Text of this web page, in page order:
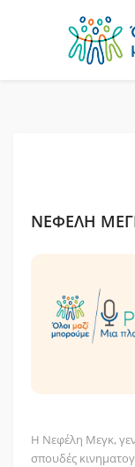
ΝΕΦΕΛΗ
Η Νεφέλη Μεγκ,
σπουδές